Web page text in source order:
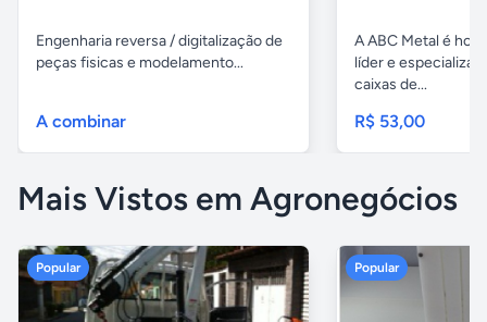
Engenharia reversa / digitalização de
peças fisicas e modelamento...
A combinar
A ABC Metal é
líder e
caixas de...
R$ 53,00
Mais Vistos em Agronegócios
Popular Popular